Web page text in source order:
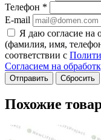
Телефон *
E-mail
Я даю согласие на
(фамилия, имя,
соответствии с
Согласием на
Сбросить
Похожие